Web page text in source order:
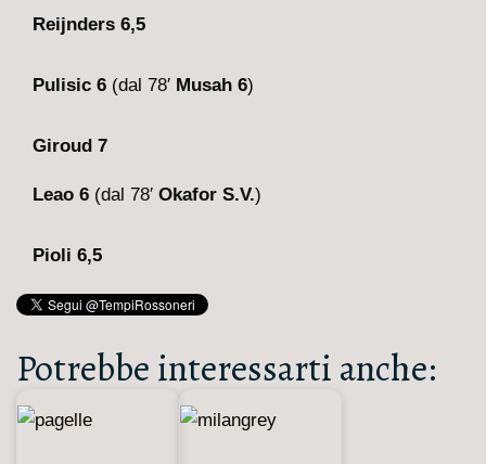
Reijnders 6,5
Pulisic 6 (dal 78′ Musah 6)
Giroud 7
Leao 6 (dal 78′ Okafor S.V.)
Pioli 6,5
Potrebbe interessarti anche: